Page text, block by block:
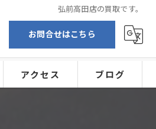
弘前高田店の買取です。
お問合せはこちら
アクセス ブログ